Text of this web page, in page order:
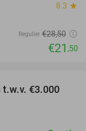
8.3 star
Regulier €28,50
€21 ,50
€3.000